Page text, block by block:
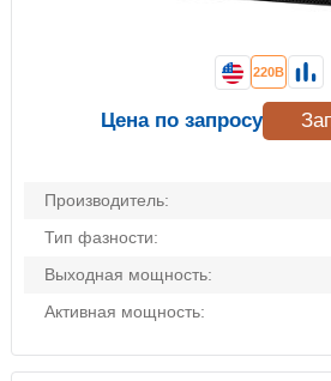
Производитель:
Тип фазности:
Выходная мощность:
Активная мощность:
220В
Цена по запросу